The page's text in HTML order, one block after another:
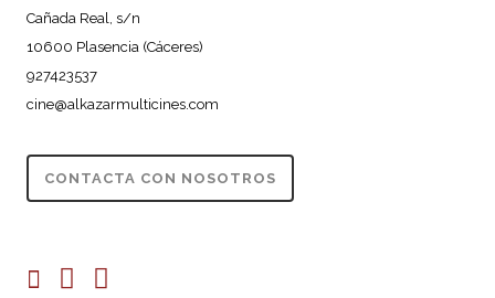
Cañada Real, s/n
10600 Plasencia (Cáceres)
927423537
cine@alkazarmulticines.com
CONTACTA CON NOSOTROS